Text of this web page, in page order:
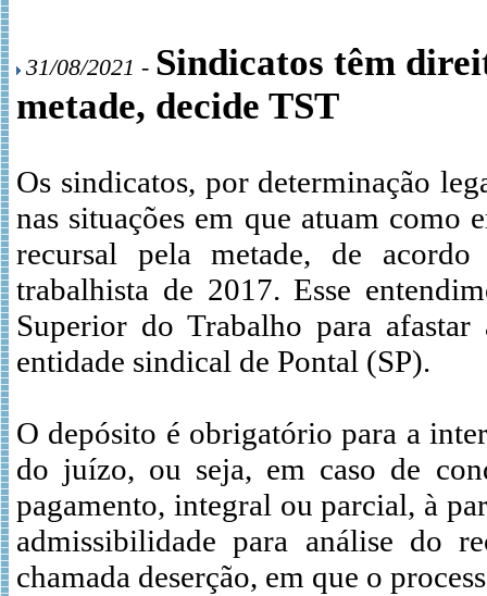
31/08/2021 - Sindicatos têm
metade, decide TST
Os sindicatos, por determinação
nas situações em que atuam como
recursal pela metade, de
trabalhista de 2017. Esse
Superior do Trabalho para
entidade sindical de Pontal (SP).
O depósito é obrigatório para a
do juízo, ou seja, em caso de
pagamento, integral ou parcial, à
admissibilidade para análise do
chamada deserção, em que o